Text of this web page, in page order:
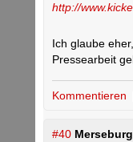
http://
Ich glaube
Pressearbeit
Kommentieren
#40